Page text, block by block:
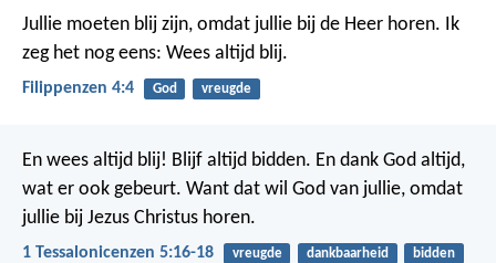
Jullie moeten blij zijn, omdat jullie bij de Heer horen. Ik
zeg het nog eens: Wees altijd blij.
Filippenzen 4:4 God vreugde
En wees altijd blij! Blijf altijd bidden. En dank God altijd,
wat er ook gebeurt. Want dat wil God van jullie, omdat
jullie bij Jezus Christus horen.
1 Tessalonicenzen 5:16-18 vreugde dankbaarheid bidden